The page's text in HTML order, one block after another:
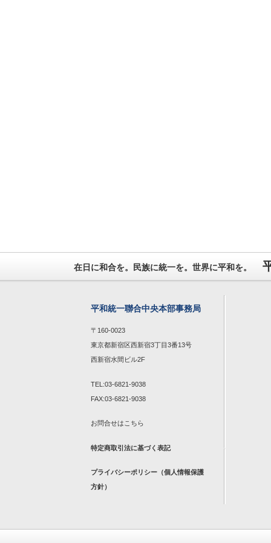
在日に和合を。民族に統一を。世界に平和を。
平和統一聯合中央本部事務局
〒160-0023
東京都新宿区西新宿3丁目3番13号
西新宿水間ビル2F
TEL:03-6821-9038
FAX:03-6821-9038
お問合せは こちら
特定商取引法に基づく表記
プライバシーポリシー（個人情報保護
方針）